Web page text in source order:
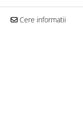
Cere informatii